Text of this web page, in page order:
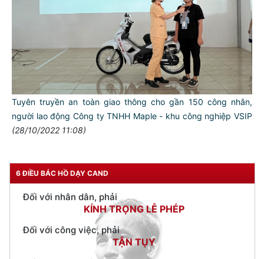
Tuyên truyền an toàn giao thông cho gần 150 công nhân,
người lao động Công ty TNHH Maple - khu công nghiệp VSIP
(28/10/2022 11:08)
6 ĐIỀU BÁC HỒ DẠY CAND
TƯ CÁCH
NGƯỜI CÔNG AN CÁCH MỆNH LÀ:
Đối với tự mình, phải
CẦN, KIỆM, LIÊM, CHÍNH
Đối với đồng sự, phải
THÂN ÁI GIÚP ĐỠ
Đối với chính phủ, phải
TUYỆT ĐỐI TRUNG THÀNH
KÍNH TRỌNG LỄ PHÉP
Đối với công việc, phải
TẬN TỤY
Đối với địch, phải
CƯƠNG QUYẾT, KHÔN KHÉO
Trích thư Chủ tịch Hồ Chí Minh